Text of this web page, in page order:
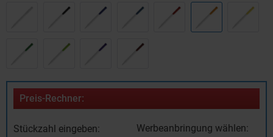
Preis-Rechner:
Stückzahl eingeben: Werbeanbringung wählen: